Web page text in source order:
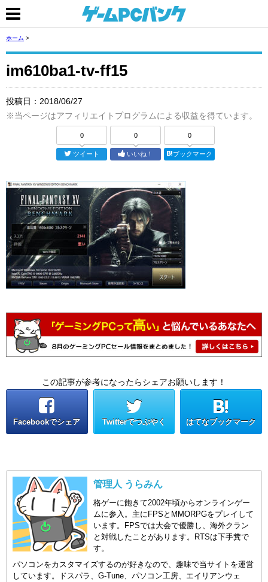
ホーム >
im610ba1-tv-ff15
投稿日： 2018/06/27
※当ページはアフィリエイトプログラムによる収益を得ています。
0
ツイート
0
いいね！
0
ブックマーク
この記事が参考になったらシェアお願いします！
Facebookでシェア Twitterでつぶやく はてなブックマーク
管理人 うらみん
格ゲーに飽きて2002年頃からオンラインゲー
ムに参入。主にFPSとMMORPGをプレイして
います。FPSでは大会で優勝し、海外クラン
と対戦したことがあります。RTSは下手糞で
す。
パソコンをカスタマイズするのが好きなので、趣味で当サイトを運営
しています。ドスパラ、G-Tune、パソコン工房、エイリアンウェ